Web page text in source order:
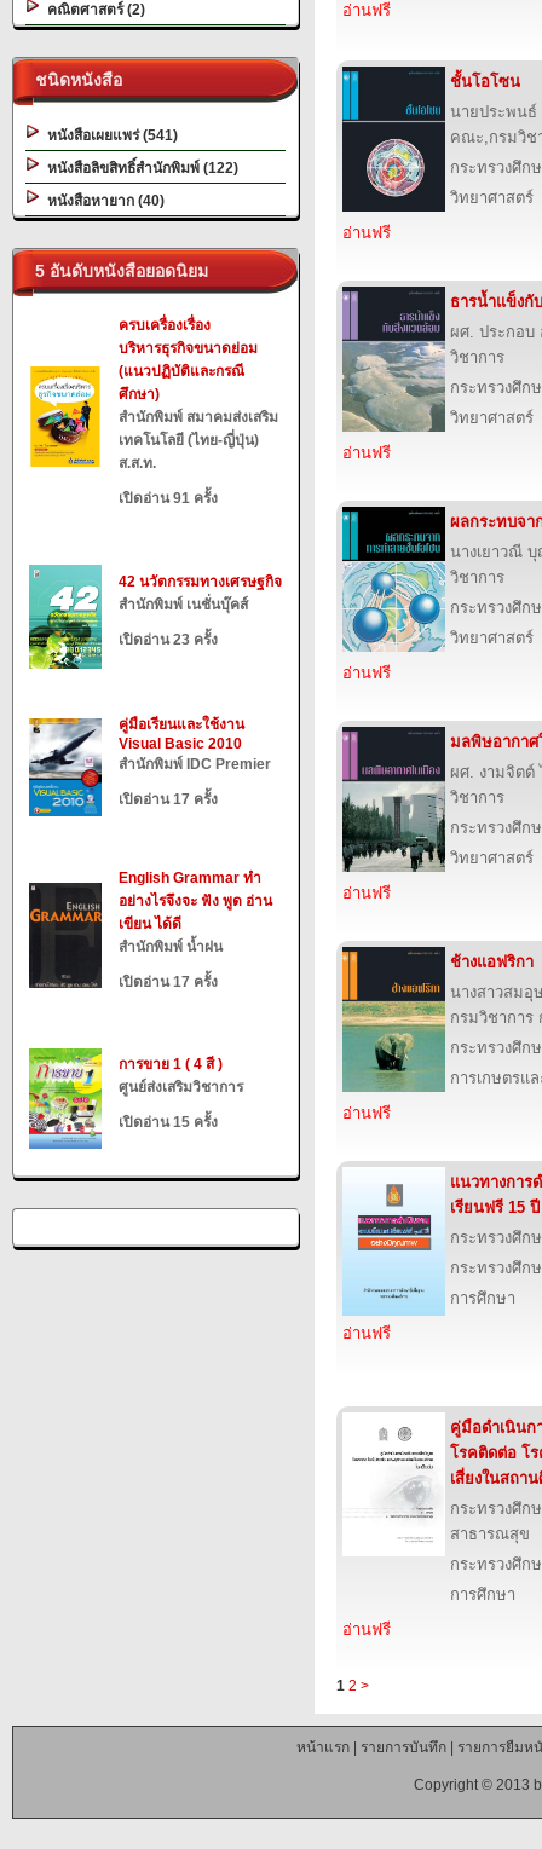
คณิตศาสตร์ (2)
ชนิดหนังสือ
หนังสือเผยแพร่ (541)
หนังสือลิขสิทธิ์สำนักพิมพ์ (122)
หนังสือหายาก (40)
5 อันดับหนังสือยอดนิยม
ครบเครื่องเรื่อง
บริหารธุรกิจขนาดย่อม
(แนวปฏิบัติและกรณี
ศึกษา)
สำนักพิมพ์ สมาคมส่งเสริม
เทคโนโลยี (ไทย-ญี่ปุ่น)
ส.ส.ท.
เปิดอ่าน 91 ครั้ง
42 นวัตกรรมทางเศรษฐกิจ
สำนักพิมพ์ เนชั่นบุ๊คส์
เปิดอ่าน 23 ครั้ง
คู่มือเรียนและใช้งาน
Visual Basic 2010
สำนักพิมพ์ IDC Premier
เปิดอ่าน 17 ครั้ง
English Grammar ทำ
อย่างไรจึงจะ ฟัง พูด อ่าน
เขียน ได้ดี
สำนักพิมพ์ น้ำฝน
เปิดอ่าน 17 ครั้ง
การขาย 1 ( 4 สี )
ศูนย์ส่งเสริมวิชาการ
เปิดอ่าน 15 ครั้ง
อ่านฟรี
ชั้นโอโซน
นายประพน
คณะ,กรมวิช
กระทรวงศึก
วิทยาศาสตร์
อ่านฟรี
ธารน้ำแข็งกั
ผศ. ประกอ
วิชาการ
กระทรวงศึก
วิทยาศาสตร์
อ่านฟรี
ผลกระทบจา
นางเยาวณี
วิชาการ
กระทรวงศึก
วิทยาศาสตร์
อ่านฟรี
มลพิษอากาศ
ผศ. งามจิต
วิชาการ
กระทรวงศึก
วิทยาศาสตร์
อ่านฟรี
ช้างแอฟริกา
นางสาวสม
กรมวิชาการ
กระทรวงศึก
การเกษตรแ
อ่านฟรี
แนวทางการ
เรียนฟรี 15
กระทรวงศึก
กระทรวงศึก
การศึกษา
อ่านฟรี
คู่มือดำเนินก
โรคติดต่อ โ
เสี่ยงในสถา
กระทรวงศึก
สาธารณสุข
กระทรวงศึก
การศึกษา
อ่านฟรี
1 2 >
หน้าแรก| รายการบันทึก| รายการยืมห
Copyright © 2013